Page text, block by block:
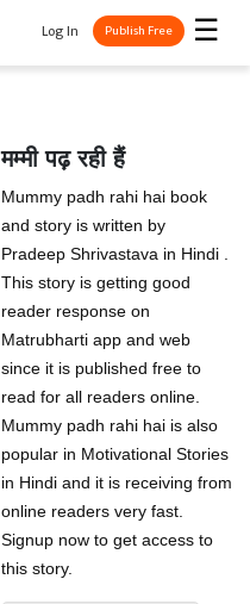
☰
Log In Publish Free
मम्मी पढ़ रही हैं
Mummy padh rahi hai book
and story is written by
Pradeep Shrivastava in Hindi .
This story is getting good
reader response on
Matrubharti app and web
since it is published free to
read for all readers online.
Mummy padh rahi hai is also
popular in Motivational Stories
in Hindi and it is receiving from
online readers very fast.
Signup now to get access to
this story.